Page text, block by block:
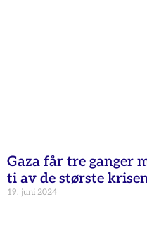
Gaza får tre ganger
ti av de største
19. juni 2024